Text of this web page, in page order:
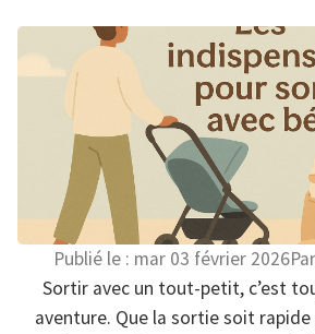
Publié le : mar 03 février 2026
Sortir avec un tout-petit, c’est
aventure. Que la sortie soit rapide